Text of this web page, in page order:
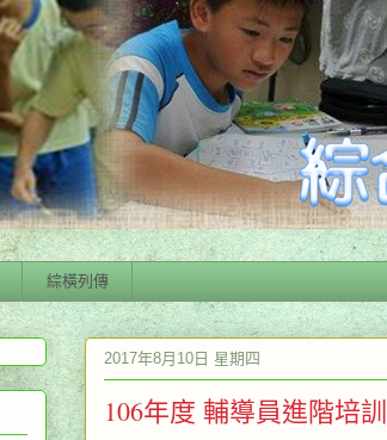
綜橫列傳
2017年8月10日 星期四
106年度 輔導員進階培訓